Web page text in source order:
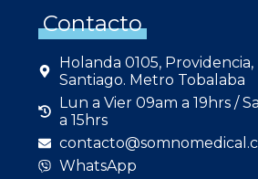
Contacto
Holanda 0105, Providencia,
Santiago. Metro Tobalaba
Lun a Vier 09am a 19hrs /
a 15hrs
contacto@somnomedical.cl
WhatsApp